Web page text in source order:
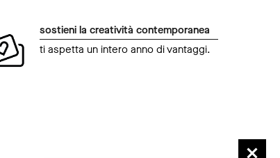
sostieni la creatività contemporanea
ti aspetta un intero anno di vantaggi.